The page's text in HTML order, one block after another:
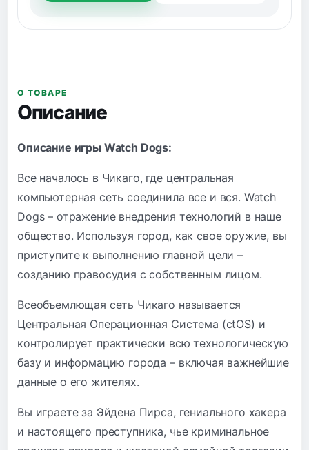
О ТОВАРЕ
Описание
Описание игры Watch Dogs:
Все началось в Чикаго, где центральная
компьютерная сеть соединила все и вся. Watch
Dogs – отражение внедрения технологий в наше
общество. Используя город, как свое оружие, вы
приступите к выполнению главной цели –
созданию правосудия с собственным лицом.
Всеобъемлющая сеть Чикаго называется
Центральная Операционная Система (ctOS) и
контролирует практически всю технологическую
базу и информацию города – включая важнейшие
данные о его жителях.
Вы играете за Эйдена Пирса, гениального хакера
и настоящего преступника, чье криминальное